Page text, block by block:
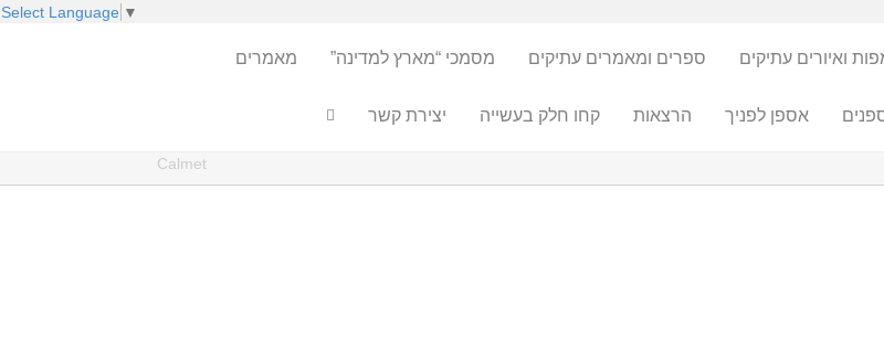
Select Language ▼
ואיורים עתיקים ספרים ומאמרים עתיקים מסמכי “מארץ למדינה” מאמרים
אספן לפניך הרצאות קחו חלק בעשייה יצירת קשר
Calmet